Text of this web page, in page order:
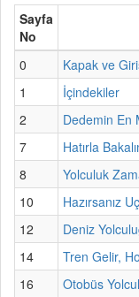
Sayfa
No
0
Kapak ve
1
İçindekiler
2
Dedemin En
7
Hatırla
8
Yolculuk
10
Hazırsanız
12
Deniz
14
Tren Gelir,
16
Otobüs